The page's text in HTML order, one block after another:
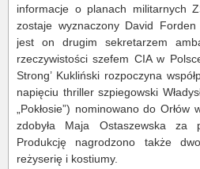
informacje o planach militarnych
zostaje wyznaczony David
jest on drugim sekretarzem
rzeczywistości szefem CIA w
Strong’ Kukliński rozpoczyna
napięciu thriller szpiegowski
„Pokłosie”) nominowano do
zdobyła Maja Ostaszewska za
Produkcję nagrodzono także
reżyserię i kostiumy.